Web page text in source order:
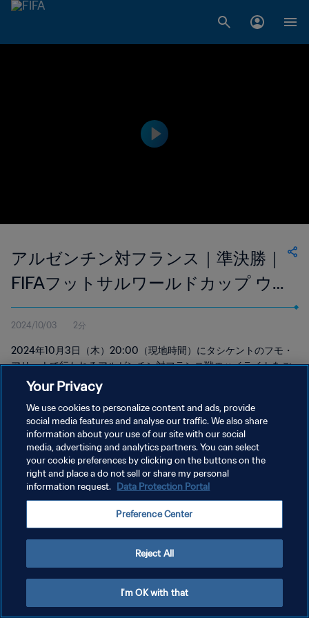
アルゼンチン対フランス｜準決勝｜
FIFAフットサルワールドカップ ウ
ズベキスタン2024｜ハイライト
2024/10/03 2分
2024年10月3日（木）20:00（現地時間）にタシケントのフモ・
アリーナで行われるアルゼンチン対フランス戦のハイライトをご
覧ください。
プライバシーポリシー
サービス利用規約
クッキー設定の管理
Copyright © 1994 - 2026 FIFA. All rights reserved.
Your Privacy
We use cookies to personalize content and ads, provide
social media features and analyse our traffic. We also share
information about your use of our site with our social
media, advertising and analytics partners. You can select
your cookie preferences by clicking on the buttons on the
right and place a do not sell or share my personal
information request. Data Protection Portal
Preference Center
Reject All
I'm OK with that